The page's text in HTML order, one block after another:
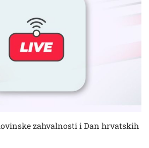
zahvalnosti i Dan hrvatskih